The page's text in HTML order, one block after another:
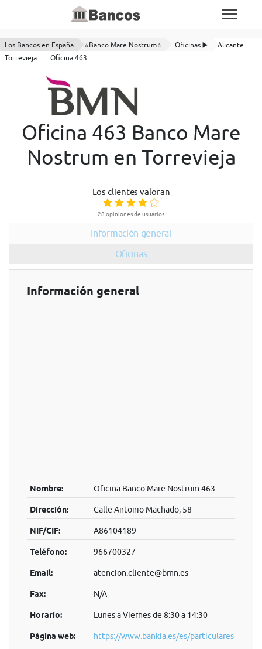
Los Bancos en España ⭐Banco Mare Nostrum⭐ Oficinas ▶️
Alicante
Torrevieja
Oficina 463
Oficina 463 Banco Mare
Nostrum en Torrevieja
Los clientes valoran
28 opiniones de usuarios
Información general
Oficinas
Información general
Nombre: Oficina Banco Mare Nostrum 463
Dirección: Calle Antonio Machado, 58
NIF/CIF: A86104189
Teléfono: 966700327
Email: atencion.cliente@bmn.es
Fax: N/A
Horario: Lunes a Viernes de 8:30 a 14:30
Página web: https://www.bankia.es/es/particulares